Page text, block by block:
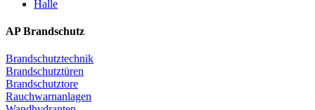
Halle
AP Brandschutz
Brandschutztechnik
Brandschutztüren
Brandschutztore
Rauchwarnanlagen